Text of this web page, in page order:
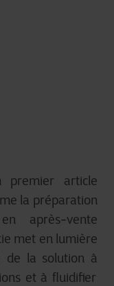
premier article
la préparation
après‑vente
met en lumière
de la solution à
et à fluidifier